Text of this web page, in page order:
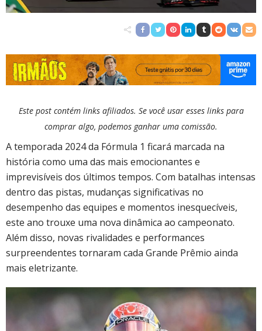
Este post contém links afiliados. Se você usar esses links para
comprar algo, podemos ganhar uma comissão.
A temporada 2024 da Fórmula 1 ficará marcada na
história como uma das mais emocionantes e
imprevisíveis dos últimos tempos. Com batalhas intensas
dentro das pistas, mudanças significativas no
desempenho das equipes e momentos inesquecíveis,
este ano trouxe uma nova dinâmica ao campeonato.
Além disso, novas rivalidades e performances
surpreendentes tornaram cada Grande Prêmio ainda
mais eletrizante.